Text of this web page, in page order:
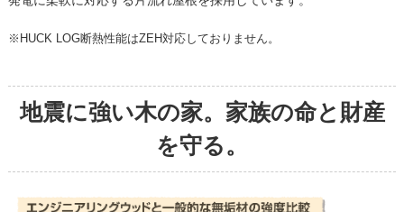
※HUCK LOG断熱性能はZEH対応しておりません。
地震に強い木の家。家族の命と財産
を守る。